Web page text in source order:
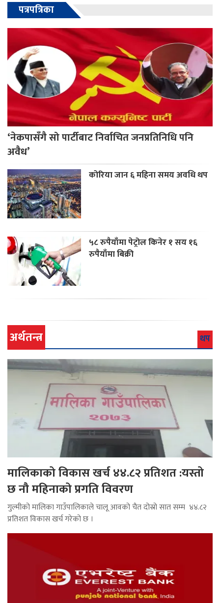
पत्रपत्रिका
‘नेकपासँगै सो पार्टीबाट निर्वाचित जनप्रतिनिधि पनि
अवैध’
कोरिया जान ६ महिना समय अवधि थप
५८ रुपैयाँमा पेट्रोल किनेर १ सय १६
रुपैयाँमा बिक्री
अर्थतन्त्र थप
मालिकाको विकास खर्च ४४.८२ प्रतिशत :यस्तो
छ नौ महिनाको प्रगति विवरण
गुल्मीको मालिका गाउँपालिकाले चालू आवको चैत दोस्रो सात सम्म ४४.८२
प्रतिशत विकास खर्च गरेको छ ।